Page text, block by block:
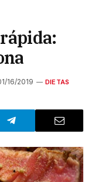
16/2019 DIETAS